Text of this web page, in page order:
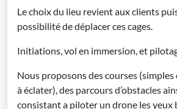
Le choix du lieu revient aux clients
possibilité de déplacer ces cages.
Initiations, vol en immersion, et
Nous proposons des courses (simples
à éclater), des parcours d’obstacles
consistant a piloter un drone les yeux